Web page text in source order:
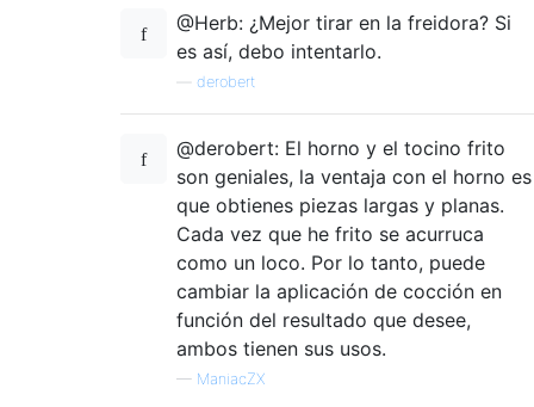
@Herb: ¿Mejor tirar en la freidora? Si
es así, debo intentarlo.
derobert
@derobert: El horno y el tocino frito
son geniales, la ventaja con el horno es
que obtienes piezas largas y planas.
Cada vez que he frito se acurruca
como un loco. Por lo tanto, puede
cambiar la aplicación de cocción en
función del resultado que desee,
ambos tienen sus usos.
— ManiacZX